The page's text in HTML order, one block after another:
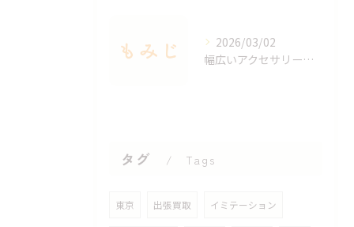
2026/03/02
幅広いアクセサリーを出張買取で手軽に査定する方法
タグ Tags
東京 出張買取 イミテーション